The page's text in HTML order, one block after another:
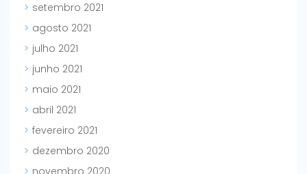
setembro 2021
agosto 2021
julho 2021
junho 2021
maio 2021
abril 2021
fevereiro 2021
dezembro 2020